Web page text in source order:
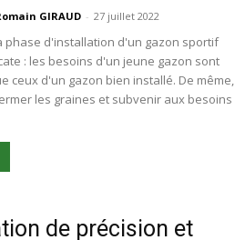
GIRAUD - 27 juillet 2022
phase d'installation d'un gazon sportif
: les besoins d'un jeune gazon sont
ceux d'un gazon bien installé. De même,
les graines et subvenir aux besoins
de précision et